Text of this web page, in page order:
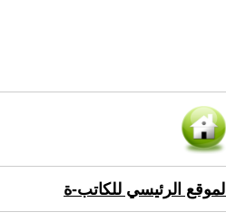
الموقع الرئيسي للكاتب-ة